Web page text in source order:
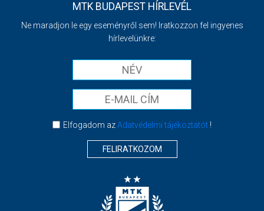
MTK BUDAPEST HÍRLEVÉL
Ne maradjon le egy eseményről sem! Iratkozzon fel ingyenes
hírlevelünkre:
Elfogadom azAdatvédelmi tájékoztatót!
FELIRATKOZOM